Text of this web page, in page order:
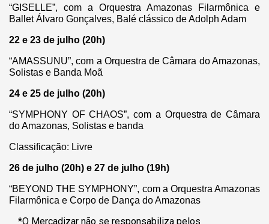
“GISELLE”, com a Orquestra Amazonas Filarmônica e
Ballet Álvaro Gonçalves, Balé clássico de Adolph Adam
22 e 23 de julho (20h)
“AMASSUNU”, com a Orquestra de Câmara do Amazonas,
Solistas e Banda Moã
24 e 25 de julho (20h)
“SYMPHONY OF CHAOS”, com a Orquestra de Câmara
do Amazonas, Solistas e banda
Classificação: Livre
26 de julho (20h) e 27 de julho (19h)
“BEYOND THE SYMPHONY”, com a Orquestra Amazonas
Filarmônica e Corpo de Dança do Amazonas
*O Mercadizar não se responsabiliza pelos